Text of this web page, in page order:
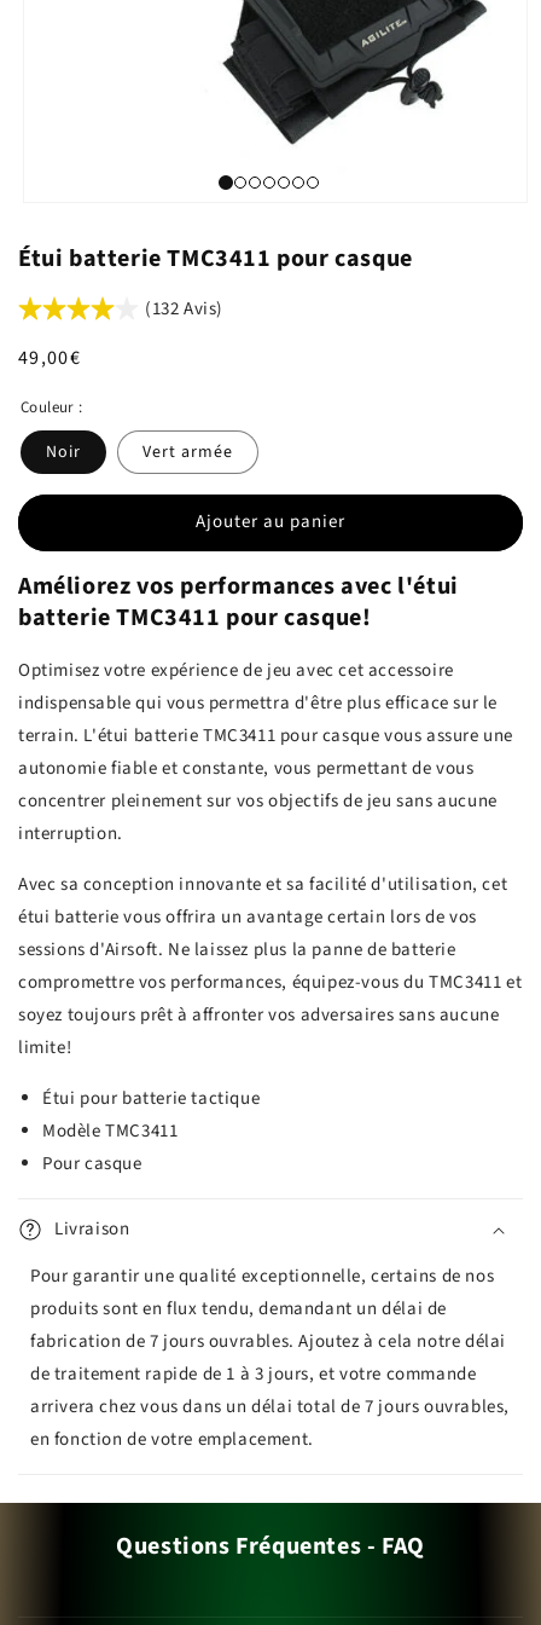
Étui batterie TMC3411 pour casque
(132 Avis)
Prix
49,00€
Couleur :
Noir Vert armée
Ajouter au panier
Améliorez vos performances avec l'étui
batterie TMC3411 pour casque!
Optimisez votre expérience de jeu avec cet accessoire
indispensable qui vous permettra d'être plus efficace sur le
terrain. L'étui batterie TMC3411 pour casque vous assure une
autonomie fiable et constante, vous permettant de vous
concentrer pleinement sur vos objectifs de jeu sans aucune
interruption.
Avec sa conception innovante et sa facilité d'utilisation, cet
étui batterie vous offrira un avantage certain lors de vos
sessions d'Airsoft. Ne laissez plus la panne de batterie
compromettre vos performances, équipez-vous du TMC3411 et
soyez toujours prêt à affronter vos adversaires sans aucune
limite!
Étui pour batterie tactique
Modèle TMC3411
Pour casque
Livraison
Pour garantir une qualité exceptionnelle, certains de nos
produits sont en flux tendu, demandant un délai de
fabrication de 7 jours ouvrables. Ajoutez à cela notre délai
de traitement rapide de 1 à 3 jours, et votre commande
arrivera chez vous dans un délai total de 7 jours ouvrables,
en fonction de votre emplacement.
Questions Fréquentes - FAQ